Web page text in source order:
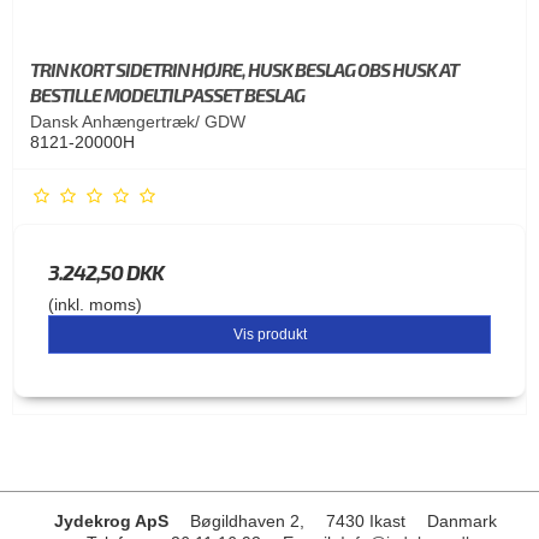
TRIN KORT SIDETRIN HØJRE, HUSK BESLAG OBS HUSK AT
BESTILLE MODELTILPASSET BESLAG
Dansk Anhængertræk/ GDW
8121-20000H
3.242,50 DKK
(inkl. moms)
Vis produkt
Jydekrog ApS Bøgildhaven 2, 7430 Ikast
Danmark